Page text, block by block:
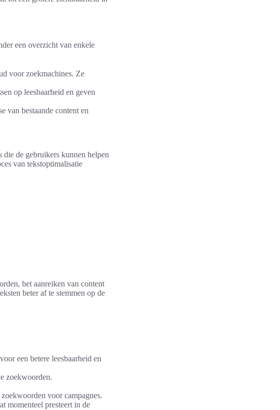
een overzicht van enkele
voor zoekmachines. Ze
op leesbaarheid en geven
van bestaande content en
de gebruikers kunnen helpen
van tekstoptimalisatie
het aanreiken van content
beter af te stemmen op de
een betere leesbaarheid en
zoekwoorden.
voor campagnes.
momenteel presteert in de